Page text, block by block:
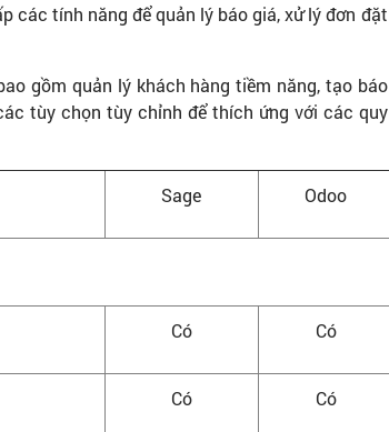
các tính năng để quản lý báo giá, xử lý đơn đặt
gồm quản lý khách hàng tiềm năng, tạo báo
tùy chọn tùy chỉnh để thích ứng với các quy
Sage Odoo
Có Có
Có Có